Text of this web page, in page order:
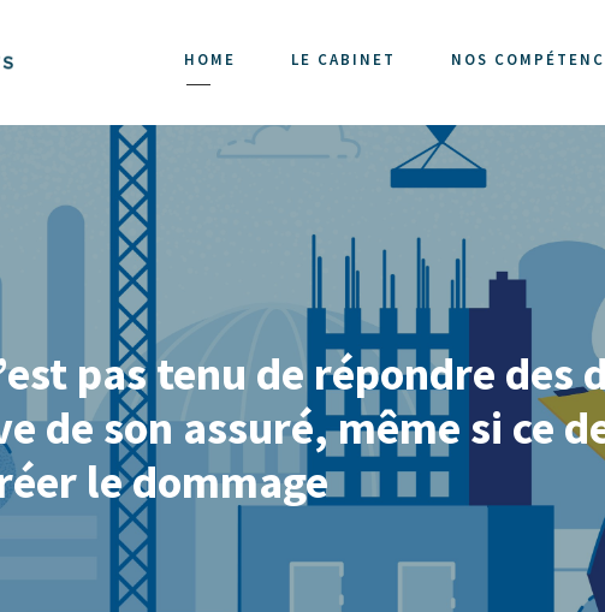
HOME LE CABINET NOS
pas tenu de répondre des
de son assuré, même si ce
le dommage